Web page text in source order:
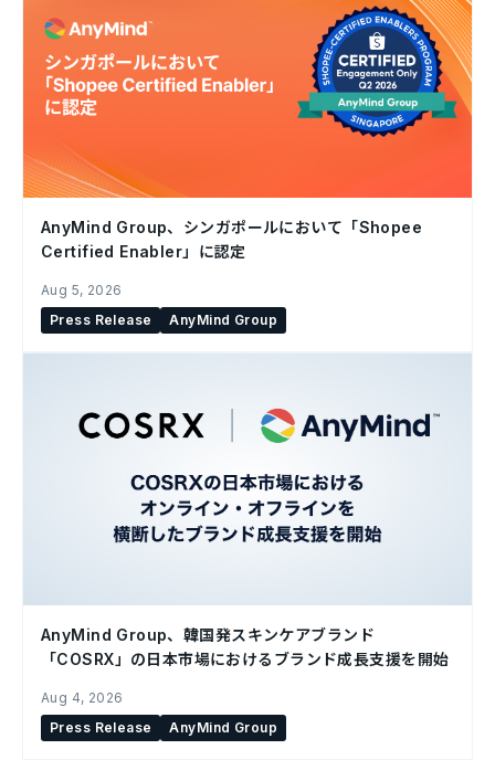
AnyMind Group、シンガポールにおいて「Shopee
Certified Enabler」に認定
Aug 5, 2026
Press Release
AnyMind Group
AnyMind Group、韓国発スキンケアブランド
「COSRX」の日本市場におけるブランド成長支援を開始
Aug 4, 2026
Press Release
AnyMind Group